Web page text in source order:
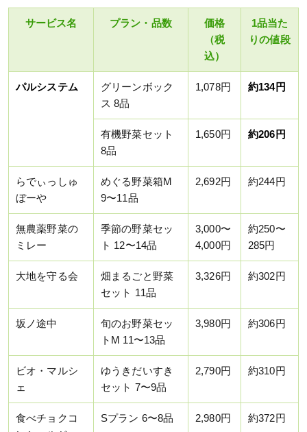
サービス名 プラン・品数
価格
（税
込）
1品当た
りの値段
パルシステム
グリーンボック
ス 8品
1,078円 約134円
有機野菜セット
8品
1,650円 約206円
らでぃっしゅ
ぼーや
めぐる野菜箱M
9〜11品
2,692円 約244円
無農薬野菜の
ミレー
季節の野菜セッ
ト 12〜14品
3,000〜
4,000円
約250〜
285円
大地を守る会
畑まるごと野菜
セット 11品
3,326円 約302円
坂ノ途中
旬のお野菜セッ
トM 11〜13品
3,980円 約306円
ビオ・マルシ
ェ
ゆうきだいすき
セット 7〜9品
2,790円 約310円
食べチョクコ
Sプラン 6〜8品 2,980円 約372円